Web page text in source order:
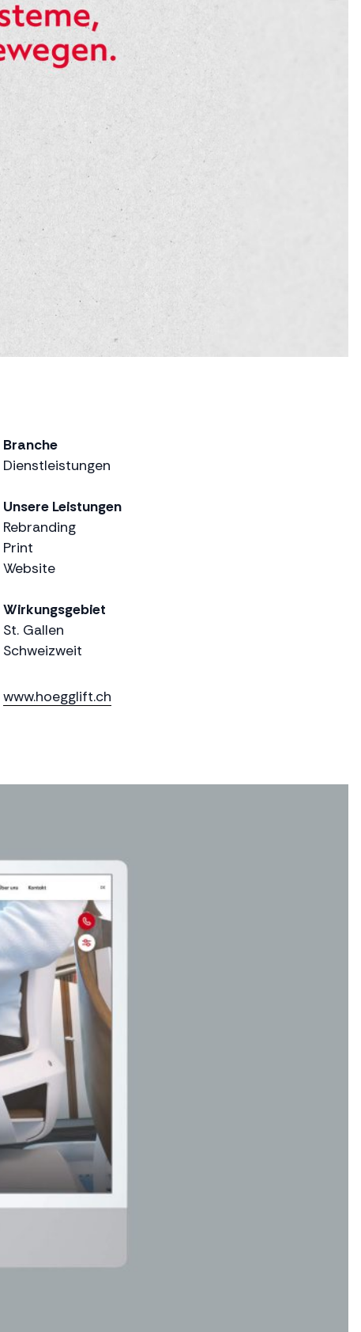
Branche
Dienstleistungen
Unsere Leistungen
Rebranding
Print
Website
Wirkungsgebiet
St. Gallen
Schweizweit
www.hoegglift.ch